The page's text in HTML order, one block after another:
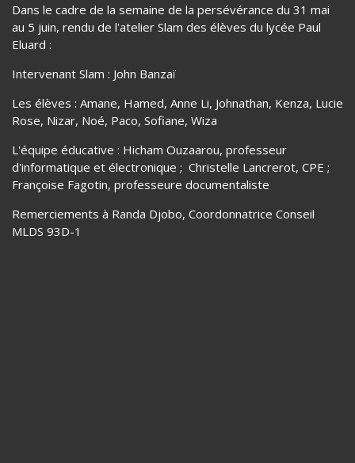
Dans le cadre de la semaine de la persévérance du 31 mai
au 5 juin, rendu de l'atelier Slam des élèves du lycée Paul
Eluard :
Intervenant Slam : John Banzaï
Les élèves : Amane, Hamed, Anne Li, Johnathan, Kenza, Lucie
Rose, Nizar, Noé, Paco, Sofiane, Wiza
L'équipe éducative : Hicham Ouzaarou, professeur
d'informatique et électronique ; Christelle Lancrerot, CPE ;
Françoise Fagotin, professeure documentaliste
Remerciements à Randa Djobo, Coordonnatrice Conseil
MLDS 93D-1